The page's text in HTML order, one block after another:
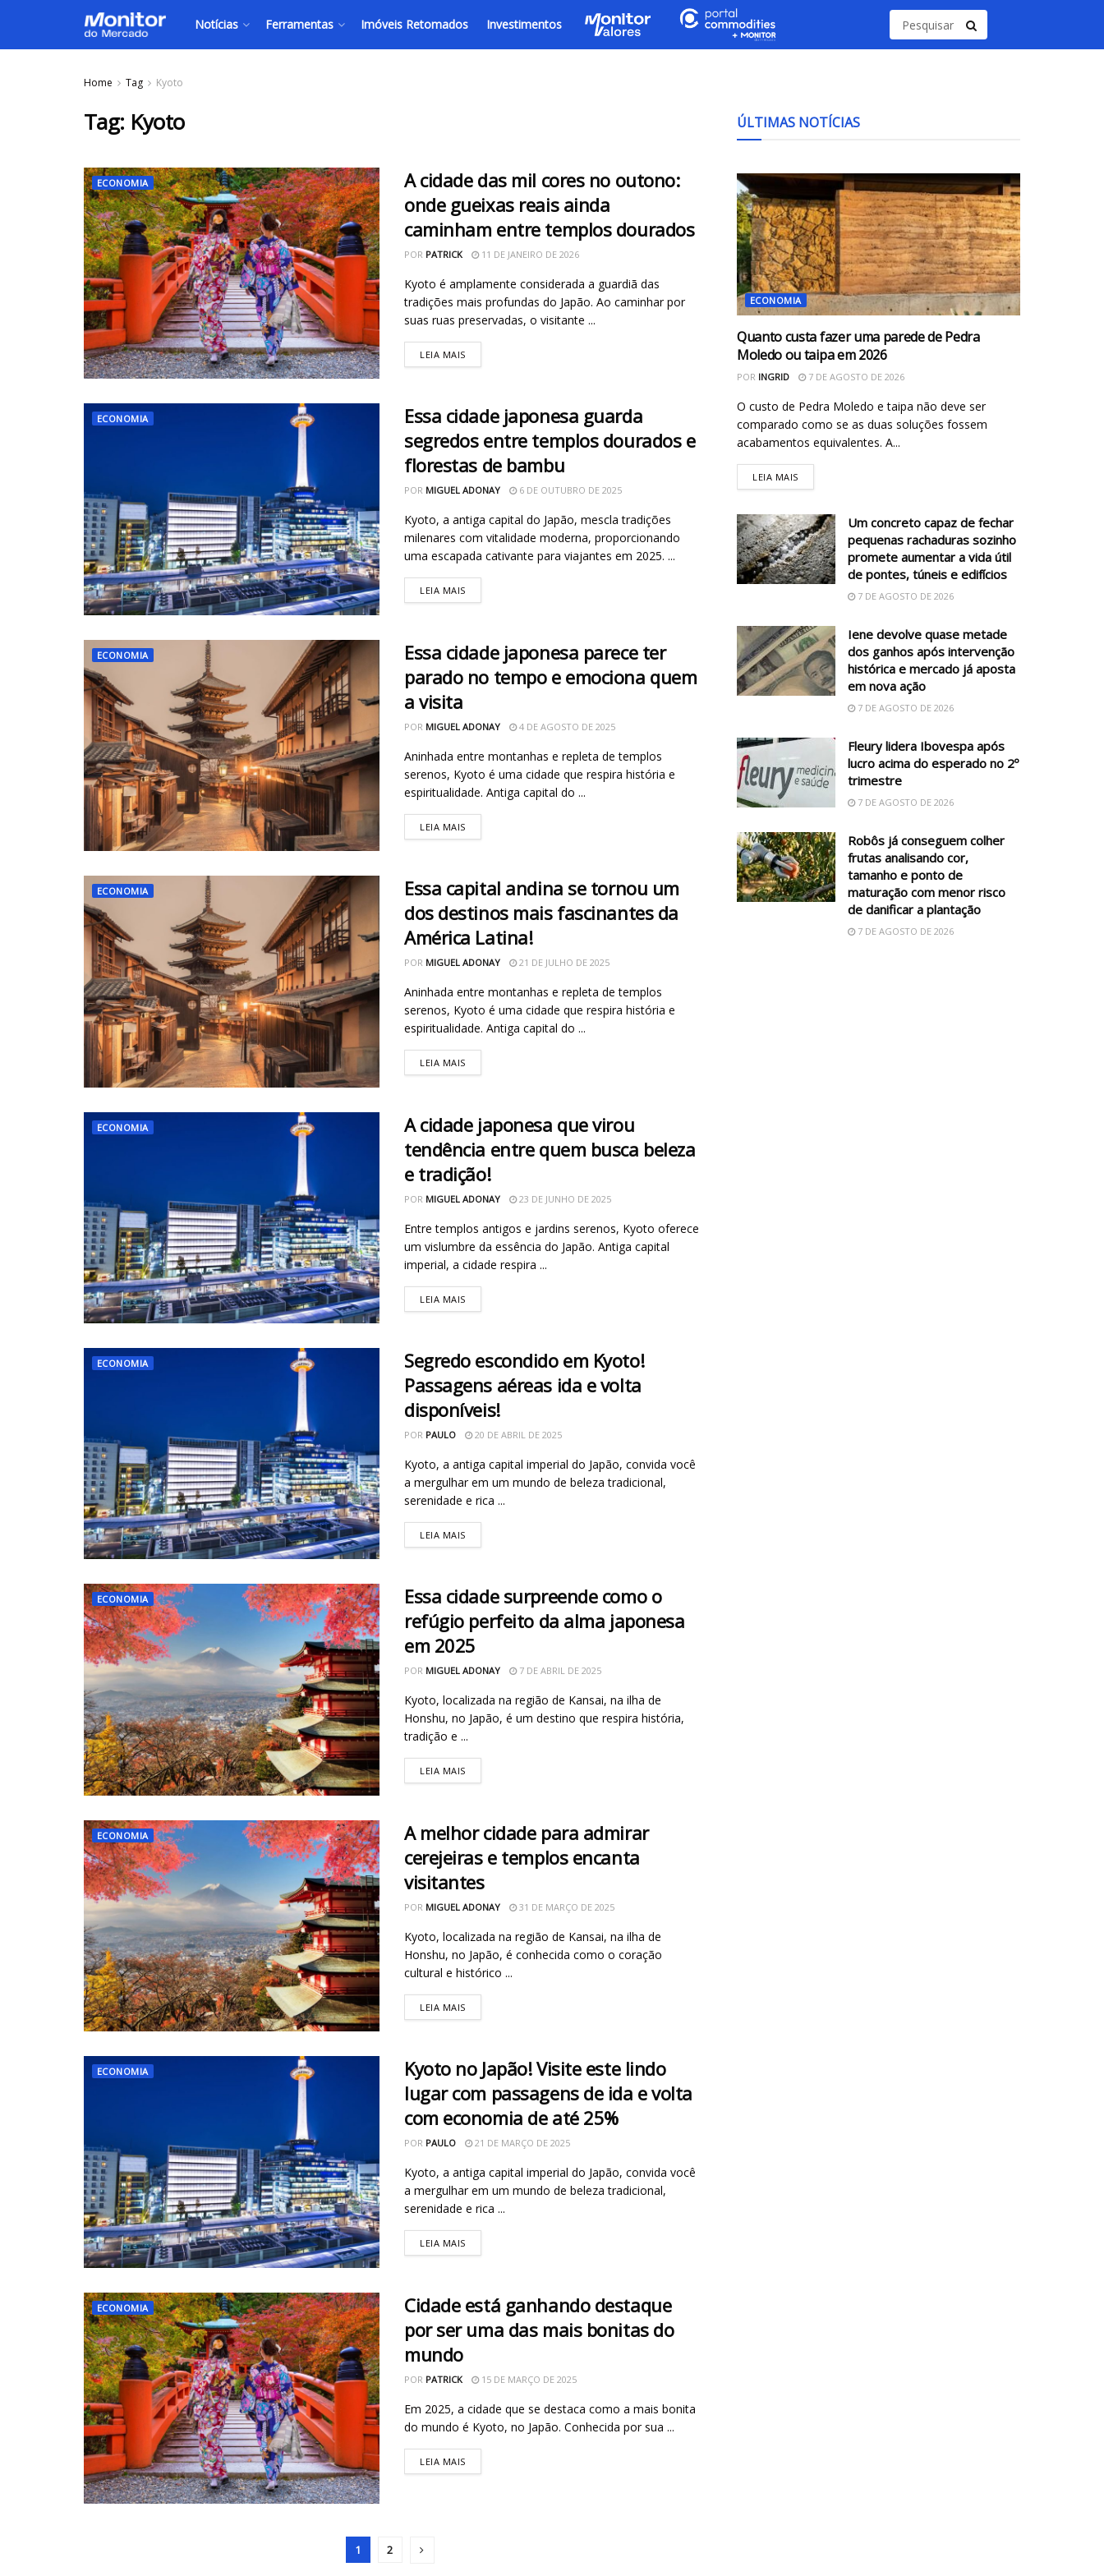
Notícias Ferramentas Imóveis Retomados Investimentos
Home Tag Kyoto
Tag: Kyoto
ECONOMIA
A cidade das mil cores no outono:
onde gueixas reais ainda
caminham entre templos dourados
POR PATRICK 11 DE JANEIRO DE 2026
Kyoto é amplamente considerada a guardiã das
tradições mais profundas do Japão. Ao caminhar por
suas ruas preservadas, o visitante ...
LEIA MAIS
ECONOMIA
Essa cidade japonesa guarda
segredos entre templos dourados e
florestas de bambu
POR MIGUEL ADONAY 6 DE OUTUBRO DE 2025
Kyoto, a antiga capital do Japão, mescla tradições
milenares com vitalidade moderna, proporcionando
uma escapada cativante para viajantes em 2025. ...
LEIA MAIS
ECONOMIA
Essa cidade japonesa parece ter
parado no tempo e emociona quem
a visita
POR MIGUEL ADONAY 4 DE AGOSTO DE 2025
Aninhada entre montanhas e repleta de templos
serenos, Kyoto é uma cidade que respira história e
espiritualidade. Antiga capital do ...
LEIA MAIS
ECONOMIA
Essa capital andina se tornou um
dos destinos mais fascinantes da
América Latina!
POR MIGUEL ADONAY 21 DE JULHO DE 2025
Aninhada entre montanhas e repleta de templos
serenos, Kyoto é uma cidade que respira história e
espiritualidade. Antiga capital do ...
LEIA MAIS
ECONOMIA
A cidade japonesa que virou
tendência entre quem busca beleza
e tradição!
POR MIGUEL ADONAY 23 DE JUNHO DE 2025
Entre templos antigos e jardins serenos, Kyoto oferece
um vislumbre da essência do Japão. Antiga capital
imperial, a cidade respira ...
LEIA MAIS
ECONOMIA
Segredo escondido em Kyoto!
Passagens aéreas ida e volta
disponíveis!
POR PAULO 20 DE ABRIL DE 2025
Kyoto, a antiga capital imperial do Japão, convida você
a mergulhar em um mundo de beleza tradicional,
serenidade e rica ...
LEIA MAIS
ECONOMIA
Essa cidade surpreende como o
refúgio perfeito da alma japonesa
em 2025
POR MIGUEL ADONAY 7 DE ABRIL DE 2025
Kyoto, localizada na região de Kansai, na ilha de
Honshu, no Japão, é um destino que respira história,
tradição e ...
LEIA MAIS
ECONOMIA
A melhor cidade para admirar
cerejeiras e templos encanta
visitantes
POR MIGUEL ADONAY 31 DE MARÇO DE 2025
Kyoto, localizada na região de Kansai, na ilha de
Honshu, no Japão, é conhecida como o coração
cultural e histórico ...
LEIA MAIS
ECONOMIA
Kyoto no Japão! Visite este lindo
lugar com passagens de ida e volta
com economia de até 25%
POR PAULO 21 DE MARÇO DE 2025
Kyoto, a antiga capital imperial do Japão, convida você
a mergulhar em um mundo de beleza tradicional,
serenidade e rica ...
LEIA MAIS
ECONOMIA
Cidade está ganhando destaque
por ser uma das mais bonitas do
mundo
POR PATRICK 15 DE MARÇO DE 2025
Em 2025, a cidade que se destaca como a mais bonita
do mundo é Kyoto, no Japão. Conhecida por sua ...
LEIA MAIS
1 2
ÚLTIMAS NOTÍCIAS
ECONOMIA
Quanto custa fazer uma parede de Pedra
Moledo ou taipa em 2026
POR INGRID 7 DE AGOSTO DE 2026
O custo de Pedra Moledo e taipa não deve ser
comparado como se as duas soluções fossem
acabamentos equivalentes. A...
LEIA MAIS
Um concreto capaz de fechar
pequenas rachaduras sozinho
promete aumentar a vida útil
de pontes, túneis e edifícios
7 DE AGOSTO DE 2026
Iene devolve quase metade
dos ganhos após intervenção
histórica e mercado já aposta
em nova ação
7 DE AGOSTO DE 2026
Fleury lidera Ibovespa após
lucro acima do esperado no 2º
trimestre
7 DE AGOSTO DE 2026
Robôs já conseguem colher
frutas analisando cor,
tamanho e ponto de
maturação com menor risco
de danificar a plantação
7 DE AGOSTO DE 2026